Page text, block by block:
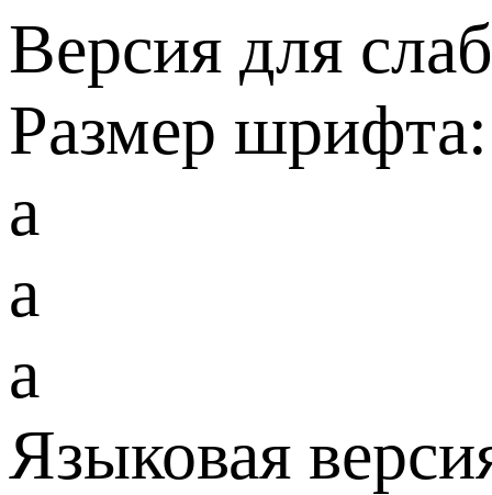
Версия для
Размер шрифта:
a
a
a
Языковая